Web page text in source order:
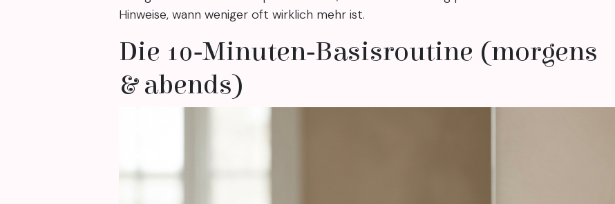
Hinweise, wann weniger oft wirklich mehr ist.
Die 10‑Minuten‑Basisroutine (morgens
& abends)